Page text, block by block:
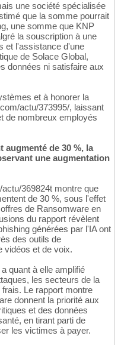
une société spécialisée
que la somme pourrait
une somme que KNP
la souscription à une
et l'assistance d'une
de Solace Global,
données ni satisfaire aux
et à honorer la
actu/373995/, laissant
de nombreux employés
augmenté de 30 %, la
une augmentation
369824t montre que
de 30 %, sous l'effet
de Ransomware en
du rapport révèlent
générées par l'IA ont
des outils de
vidéos et de voix.
quant à elle amplifié
les secteurs de la
Le rapport montre
donnent la priorité aux
et des données
en tirant parti de
les victimes à payer.